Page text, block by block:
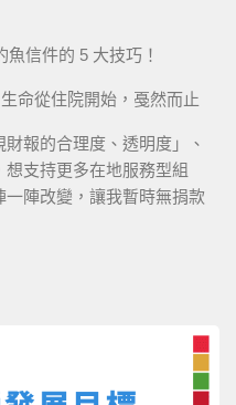
信件的 5 大技巧！
命從住院開始，戞然而止
財報的合理度、透明度」、
想支持更多在地服務型組
陣改變，讓我暫時無捐款